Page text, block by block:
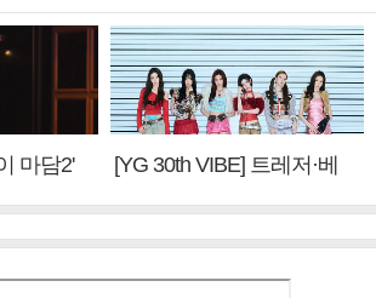
마담2'
[YG 30th VIBE] 트레저·베